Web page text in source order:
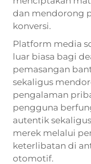
dan mendorong
konversi.
Platform media
luar biasa bagi
pemasangan
sekaligus
pengalaman
pengguna
autentik
merek melalui
keterlibatan di
otomotif.